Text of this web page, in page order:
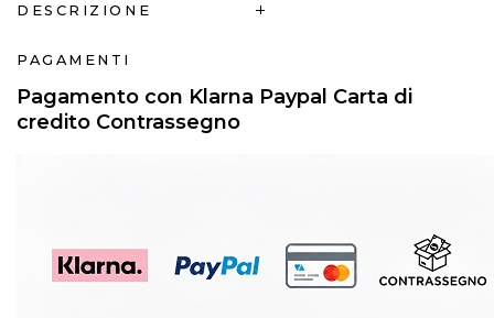
DESCRIZIONE
PAGAMENTI
Pagamento con Klarna Paypal Carta di
credito Contrassegno